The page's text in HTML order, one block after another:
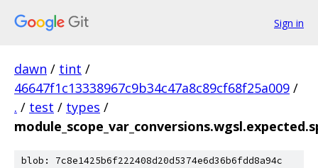
Sign in
dawn / tint /
46647f1c13338967c9b34c47a8c89cf68f25a009 /
. / test / types /
blob: 7c8e1425b6f222408d20d5374e6d36b6fdd8a94c